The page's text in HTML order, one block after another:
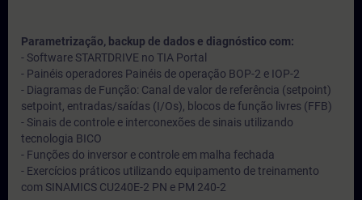
Parametrização, backup de dados e diagnóstico com:
- Software STARTDRIVE no TIA Portal
- Painéis operadores Painéis de operação BOP-2 e IOP-2
- Diagramas de Função: Canal de valor de referência (setpoint)
setpoint, entradas/saídas (I/Os), blocos de função livres (FFB)
- Sinais de controle e interconexões de sinais utilizando
tecnologia BICO
- Funções do inversor e controle em malha fechada
- Exercícios práticos utilizando equipamento de treinamento
com SINAMICS CU240E-2 PN e PM 240-2